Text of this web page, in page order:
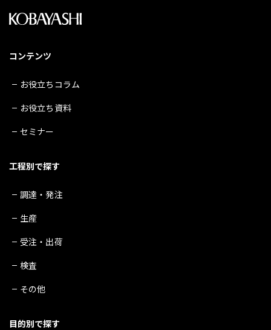
コンテンツ
お役立ちコラム
お役立ち資料
セミナー
工程別で探す
調達・発注
生産
受注・出荷
検査
その他
目的別で探す